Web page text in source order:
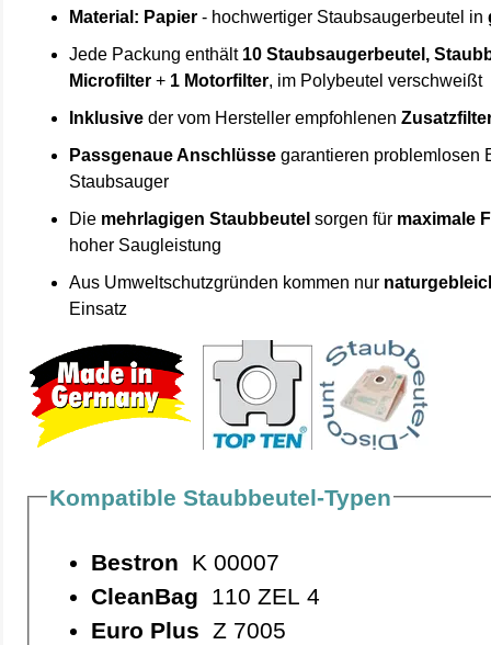
Material: Papier - hochwertiger Staubsaugerbeutel in
Jede Packung enthält 10 Staubsaugerbeutel,
Microfilter + 1 Motorfilter, im Polybeutel verschweißt
Inklusive der vom Hersteller empfohlenen
Passgenaue Anschlüsse garantieren problemlosen
Staubsauger
Die mehrlagigen Staubbeutel sorgen für maximale
hoher Saugleistung
Aus Umweltschutzgründen kommen nur
Einsatz
Kompatible Staubbeutel-Typen
Bestron K 00007
CleanBag 110 ZEL 4
Euro Plus Z 7005